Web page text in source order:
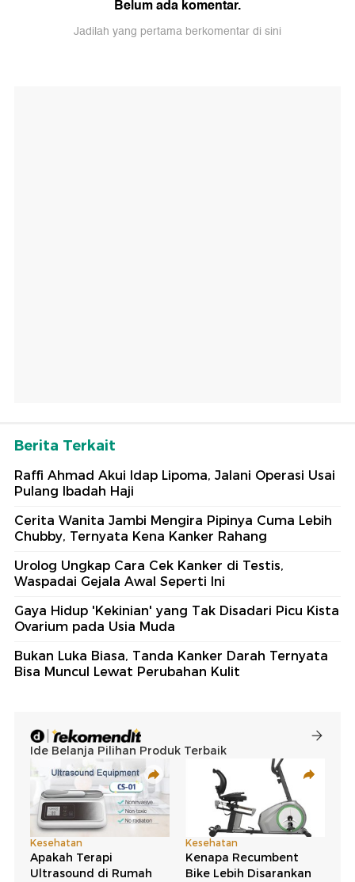
Belum ada komentar.
Jadilah yang pertama berkomentar di sini
Berita Terkait
Raffi Ahmad Akui Idap Lipoma, Jalani Operasi Usai
Pulang Ibadah Haji
Cerita Wanita Jambi Mengira Pipinya Cuma Lebih
Chubby, Ternyata Kena Kanker Rahang
Urolog Ungkap Cara Cek Kanker di Testis,
Waspadai Gejala Awal Seperti Ini
Gaya Hidup 'Kekinian' yang Tak Disadari Picu Kista
Ovarium pada Usia Muda
Bukan Luka Biasa, Tanda Kanker Darah Ternyata
Bisa Muncul Lewat Perubahan Kulit